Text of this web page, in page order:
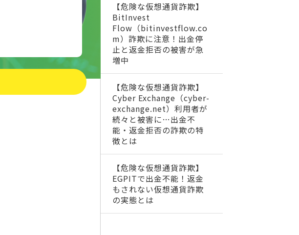
【危険な仮想通貨詐欺】
BitInvest
Flow（bitinvestflow.co
m）詐欺に注意！出金停
止と返金拒否の被害が急
増中
【危険な仮想通貨詐欺】
Cyber Exchange（cyber-
exchange.net）利用者が
続々と被害に…出金不
能・返金拒否の詐欺の特
徴とは
【危険な仮想通貨詐欺】
EGPITで出金不能！返金
もされない仮想通貨詐欺
の実態とは